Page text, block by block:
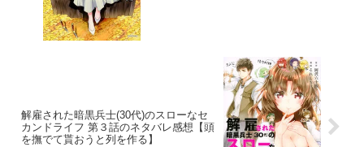
解雇された暗黒兵士(30代)のスローなセ
カンドライフ 第３話のネタバレ感想【頭
を撫でて貰おうと列を作る】